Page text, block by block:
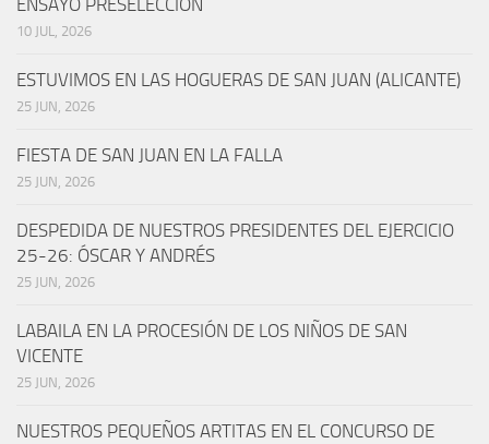
ENSAYO PRESELECCIÓN
10 JUL, 2026
ESTUVIMOS EN LAS HOGUERAS DE SAN JUAN (ALICANTE)
25 JUN, 2026
FIESTA DE SAN JUAN EN LA FALLA
25 JUN, 2026
DESPEDIDA DE NUESTROS PRESIDENTES DEL EJERCICIO
25-26: ÓSCAR Y ANDRÉS
25 JUN, 2026
LABAILA EN LA PROCESIÓN DE LOS NIÑOS DE SAN
VICENTE
25 JUN, 2026
NUESTROS PEQUEÑOS ARTITAS EN EL CONCURSO DE